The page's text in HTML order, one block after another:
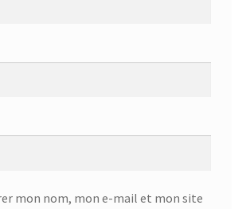
mon nom, mon e-mail et mon site